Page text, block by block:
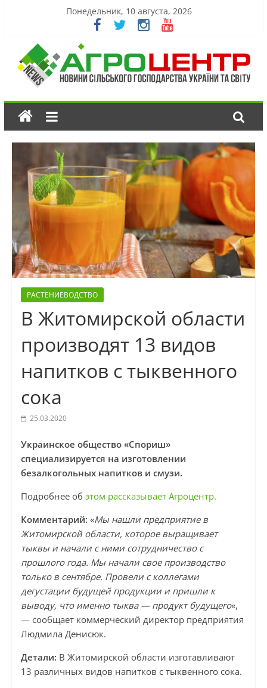
Понедельник, 10 августа, 2026
РАСТЕНИЕВОДСТВО
В Житомирской области
производят 13 видов
напитков с тыквенного
сока
25.03.2020
Украинское общество «Спориш»
специализируется на изготовлении
безалкогольных напитков и смузи.
Подробнее об этом рассказывает Агроцентр.
Комментарий: «Мы нашли предприятие в
Житомирской области, которое выращивает
тыквы и начали с ними сотрудничество с
прошлого года. Мы начали свое производство
только в сентябре. Провели с коллегами
дегустации будущей продукции и пришли к
выводу, что именно тыква — продукт будущего«,
— сообщает коммерческий директор предприятия
Людмила Денисюк.
Детали: В Житомирской области изготавливают
13 различных видов напитков с тыквенного сока.